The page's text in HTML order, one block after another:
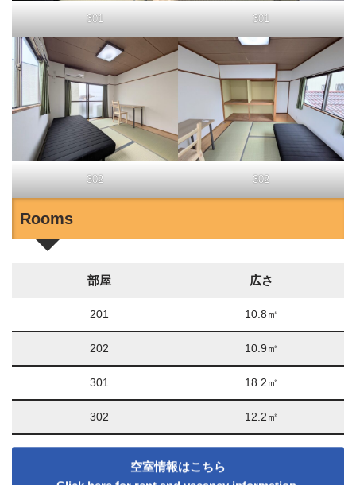
301 301
302 302
Rooms
部屋 広さ
201 10.8㎡
202 10.9㎡
301 18.2㎡
302 12.2㎡
空室情報はこちら